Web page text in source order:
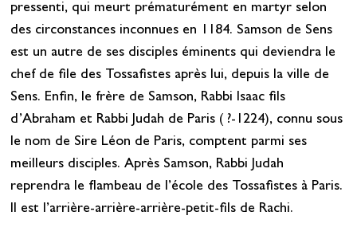
pressenti, qui meurt prématurément en martyr selon
des circonstances inconnues en 1184. Samson de Sens
est un autre de ses disciples éminents qui deviendra le
chef de file des Tossafistes après lui, depuis la ville de
Sens. Enfin, le frère de Samson, Rabbi Isaac fils
d’Abraham et Rabbi Judah de Paris ( ?-1224), connu sous
le nom de Sire Léon de Paris, comptent parmi ses
meilleurs disciples. Après Samson, Rabbi Judah
reprendra le flambeau de l’école des Tossafistes à Paris.
Il est l’arrière-arrière-arrière-petit-fils de Rachi.